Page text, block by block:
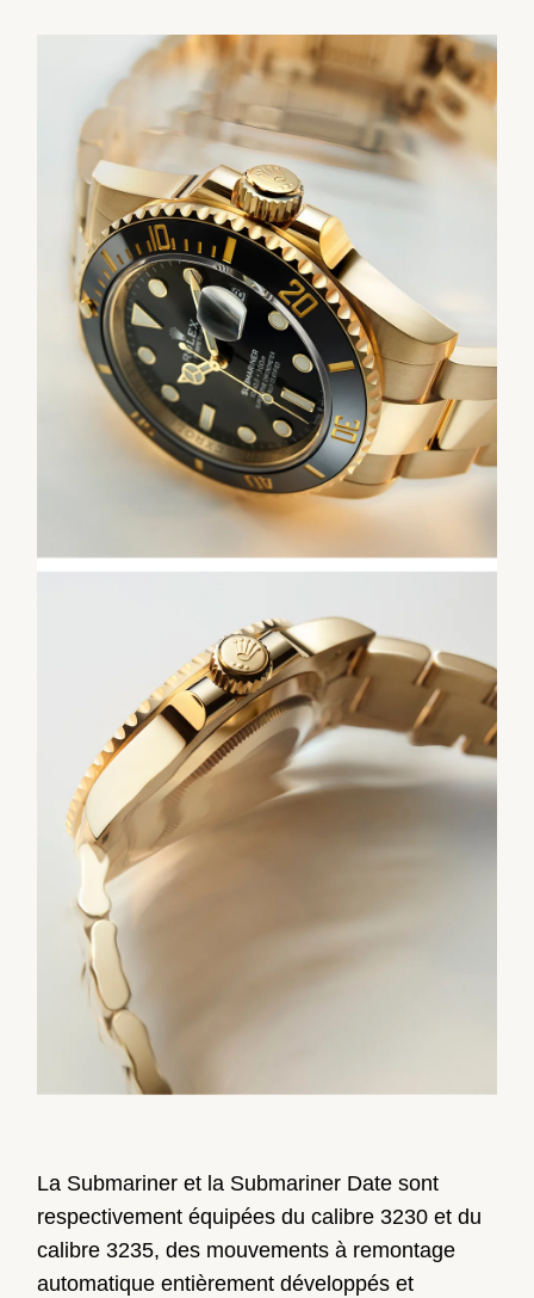
La Submariner et la Submariner Date sont
respectivement équipées du calibre 3230 et du
calibre 3235, des mouvements à remontage
automatique entièrement développés et